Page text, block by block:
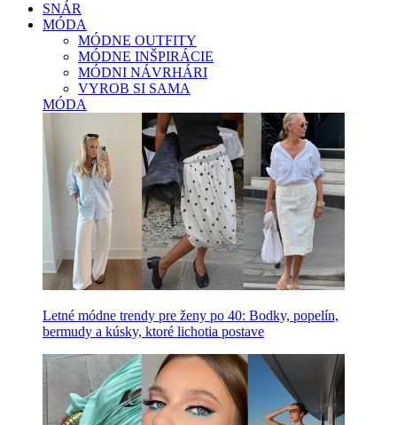
SNÁR
MÓDA
MÓDNE OUTFITY
MÓDNE INŠPIRÁCIE
MÓDNI NÁVRHÁRI
VYROB SI SAMA
MÓDA
Letné módne trendy pre ženy po 40: Bodky, popelín,
bermudy a kúsky, ktoré lichotia postave